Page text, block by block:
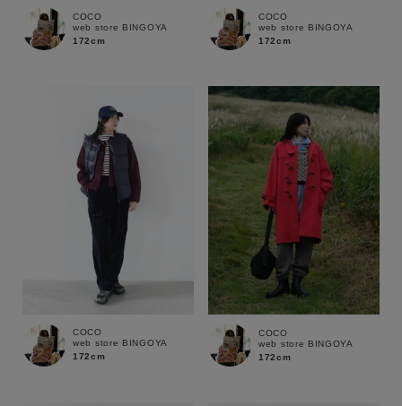
在庫あり 在庫なし含む
COCO
web store BINGOYA
172cm
COCO
web store BINGOYA
172cm
COCO
web store BINGOYA
172cm
COCO
web store BINGOYA
172cm